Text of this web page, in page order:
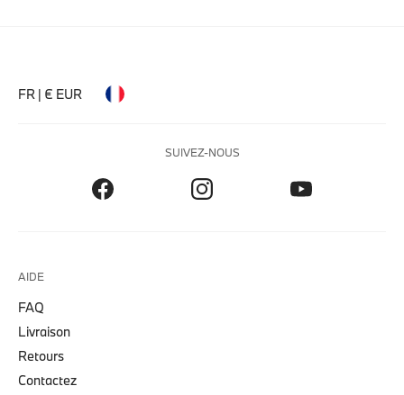
FR | € EUR
SUIVEZ-NOUS
AIDE
FAQ
Livraison
Retours
Contactez